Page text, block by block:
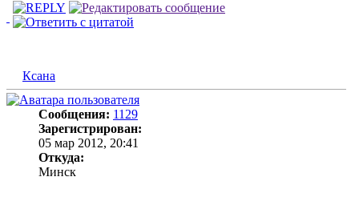
Ксана
Сообщения: 1129
Зарегистрирован:
05 мар 2012, 20:41
Откуда:
Минск